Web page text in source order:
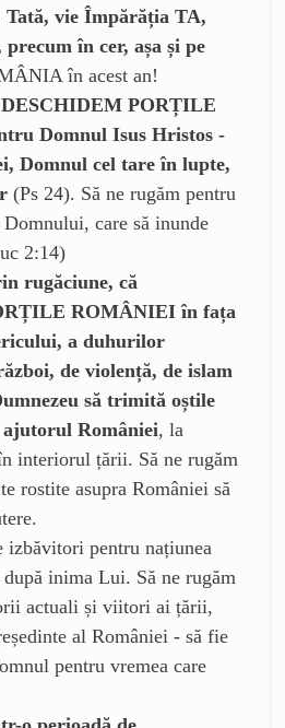
Tată, vie Împărăția TA,
precum în cer, așa și pe
în acest an!
DESCHIDEM PORȚILE
Domnul Isus Hristos -
Domnul cel tare în lupte,
(Ps 24). Să ne rugăm pentru
care să inunde
2:14)
rugăciune, că
ROMÂNIEI în fața
a duhurilor
de violență, de islam
să trimită oștile
României, la
interiorul țării. Să ne rugăm
rostite asupra României să
izbăvitori pentru națiunea
inima Lui. Să ne rugăm
actuali și viitori ai țării,
al României - să fie
pentru vremea care